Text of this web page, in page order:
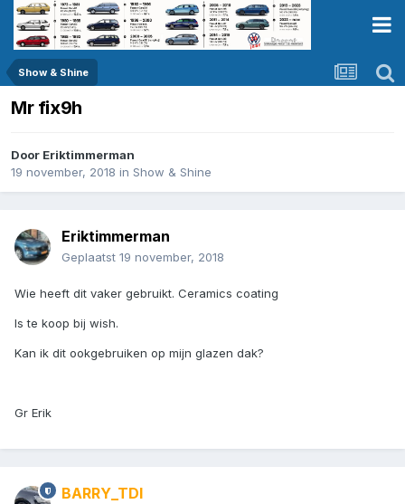
Show & Shine
Mr fix9h
Door Eriktimmerman
19 november, 2018 in Show & Shine
Eriktimmerman
Geplaatst 19 november, 2018
Wie heeft dit vaker gebruikt. Ceramics coating
Is te koop bij wish.
Kan ik dit ookgebruiken op mijn glazen dak?
Gr Erik
BARRY_TDI